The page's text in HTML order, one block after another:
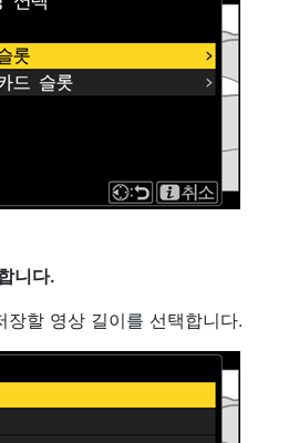
니다.
장할 영상 길이를 선택합니다.